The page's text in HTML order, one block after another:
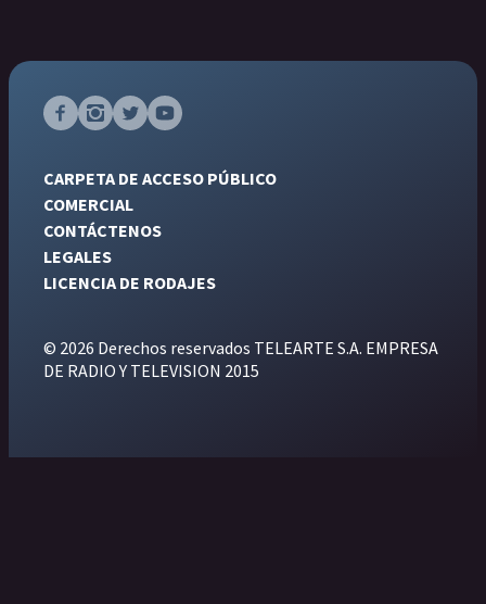
CARPETA DE ACCESO PÚBLICO
COMERCIAL
CONTÁCTENOS
LEGALES
LICENCIA DE RODAJES
© 2026 Derechos reservados TELEARTE S.A. EMPRESA
DE RADIO Y TELEVISION 2015